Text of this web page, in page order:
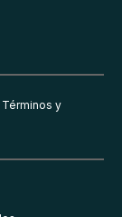
Términos y